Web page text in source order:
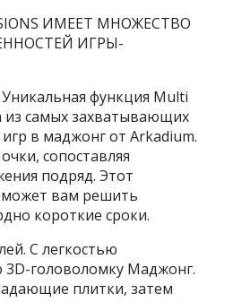
ИМЕЕТ МНОЖЕСТВО
ИГРЫ-
функция Multi
самых захватывающих
в маджонг от Arkadium.
сопоставляя
подряд. Этот
вам решить
короткие сроки.
С легкостью
головоломку Маджонг.
плитки, затем